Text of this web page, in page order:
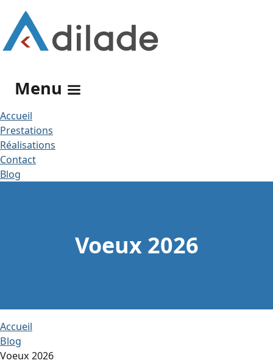
Menu
Accueil
Prestations
Réalisations
Contact
Blog
Voeux 2026
Accueil
Blog
Voeux 2026